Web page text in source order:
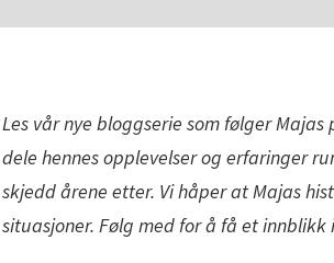
Les vår nye bloggserie som følger
dele hennes opplevelser og erfaringer
skjedd årene etter. Vi håper at Majas
situasjoner. Følg med for å få et innblikk